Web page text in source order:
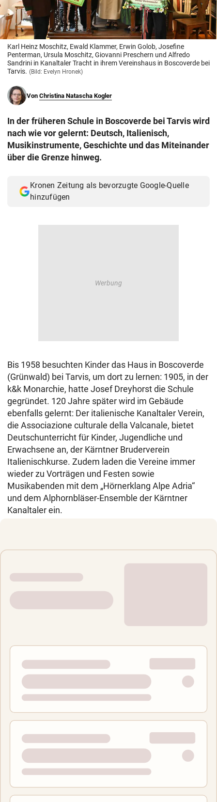
© Krone Multimedia GmbH & Co KG 2026
Muthgasse 2, 1190 Wien
Karl Heinz Moschitz, Ewald Klammer, Erwin Golob, Josefine
Penterman, Ursula Moschitz, Giovanni Preschern und Alfredo
Sandrini in Kanaltaler Tracht in ihrem Vereinshaus in Boscoverde bei
Tarvis. (Bild: Evelyn Hronek)
Von Christina Natascha Kogler
In der früheren Schule in Boscoverde bei Tarvis wird
nach wie vor gelernt: Deutsch, Italienisch,
Musikinstrumente, Geschichte und das Miteinander
über die Grenze hinweg.
Kronen Zeitung als bevorzugte Google-Quelle
hinzufügen
Bis 1958 besuchten Kinder das Haus in Boscoverde
(Grünwald) bei Tarvis, um dort zu lernen: 1905, in der
k&k Monarchie, hatte Josef Dreyhorst die Schule
gegründet. 120 Jahre später wird im Gebäude
ebenfalls gelernt: Der italienische Kanaltaler Verein,
die Associazione culturale della Valcanale, bietet
Deutschunterricht für Kinder, Jugendliche und
Erwachsene an, der Kärntner Bruderverein
Italienischkurse. Zudem laden die Vereine immer
wieder zu Vorträgen und Festen sowie
Musikabenden mit dem „Hörnerklang Alpe Adria“
und dem Alphornbläser-Ensemble der Kärntner
Kanaltaler ein.